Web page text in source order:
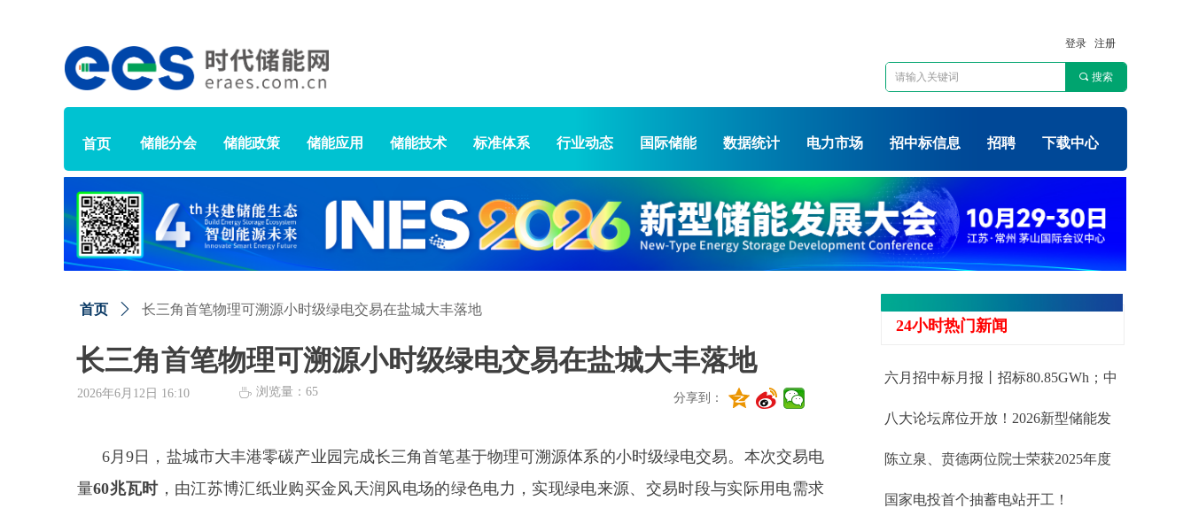
끠 搜索
登录 注册
储能分会 储能政策 储能应用 储能技术 标准体系 行业动态 国际储能 数据统计 电力市场 招中标信息 招聘 下载中心
首页
长三角首笔物理可溯源小时级绿电交易在盐城大丰落地
首页 ꄲ 长三角首笔物理可溯源小时级绿电交易在盐城大丰落地
6月9日，盐城市大丰港零碳产业园完成长三角首笔基于物理可溯源体系的小时级绿电交易。本次交易电
量60兆瓦时，由江苏博汇纸业购买金风天润风电场的绿色电力，实现绿电来源、交易时段与实际用电需求
2026年6月12日 16:10 ꄘ 浏览量： 65 分享到：
六月招中标月报丨招标80.85GWh；中
1.019元/Wh；储能系统0.764元/Wh
八大论坛席位开放！2026新型储能发
陈立泉、贲德两位院士荣获2025年度
国家电投首个抽蓄电站开工！
24小时热门新闻